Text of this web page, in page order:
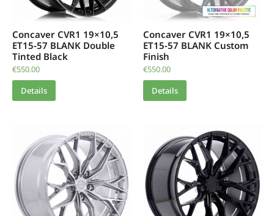
Concaver CVR1 19×10,5
ET15-57 BLANK Double
Tinted Black
€550.00
Details
Concaver CVR1 19×10,5
ET15-57 BLANK Custom
Finish
€550.00
Details